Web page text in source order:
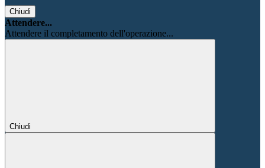
Chiudi
Attendere...
Attendere il completamento dell'operazione...
Chiudi